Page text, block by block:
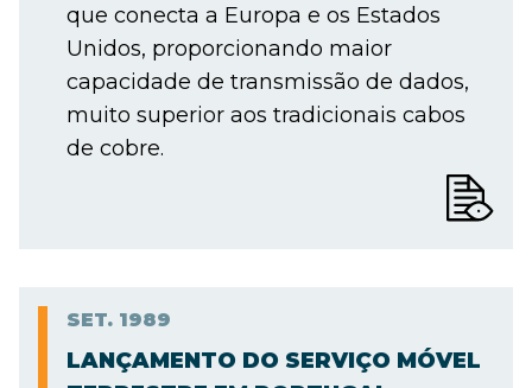
que conecta a Europa e os Estados
Unidos, proporcionando maior
capacidade de transmissão de dados,
muito superior aos tradicionais cabos
de cobre.
SET. 1989
LANÇAMENTO DO SERVIÇO MÓVEL